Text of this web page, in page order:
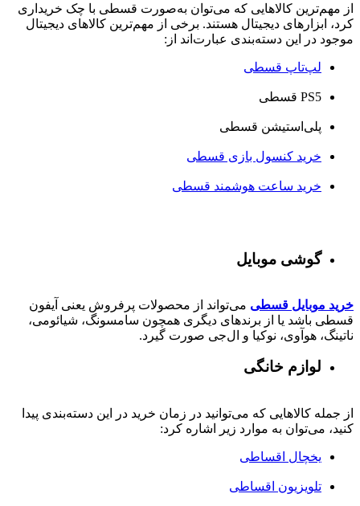
از مهم‌ترین کالاهایی که می‌توان به‌صورت قسطی با چک خریداری
کرد، ابزارهای دیجیتال هستند. برخی از مهم‌ترین کالاهای دیجیتال
موجود در این دسته‌بندی عبارت‌اند از:
لپ‌تاپ قسطی
PS5 قسطی
پلی‌استیشن قسطی
خرید کنسول بازی قسطی
خرید ساعت هوشمند قسطی
گوشی موبایل
خرید موبایل قسطی می‌تواند از محصولات پرفروش یعنی آیفون
قسطی باشد یا از برندهای دیگری همچون سامسونگ، شیائومی،
ناتینگ، هوآوی، نوکیا و ال‌جی صورت گیرد.
لوازم خانگی
از جمله کالاهایی که می‌توانید در زمان خرید در این دسته‌بندی پیدا
کنید، می‌توان به موارد زیر اشاره کرد:
یخچال اقساطی
تلویزیون اقساطی